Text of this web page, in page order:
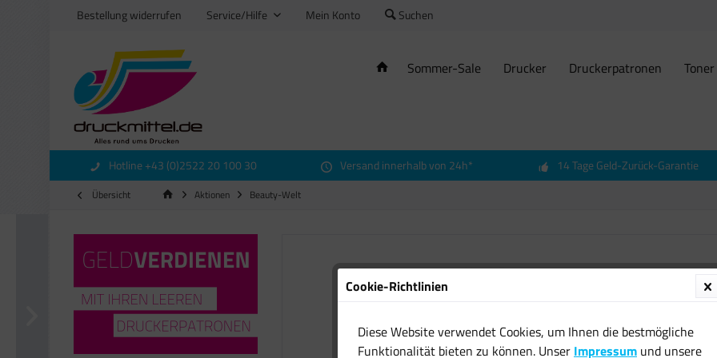
Bestellung widerrufen Service/Hilfe Mein Konto Suchen
Sommer-Sale Drucker Druckerpatronen Toner
Hotline +43 (0)2522 20 100 30 Versand innerhalb von 24h* 14 Tage Geld-Zurück-Garantie
Übersicht Aktionen Beauty-Welt
100ml
Cookie-Richtlinien
Diese Website verwendet Cookies, um Ihnen die bestmögliche
Funktionalität bieten zu können. Unser Impressum und unsere